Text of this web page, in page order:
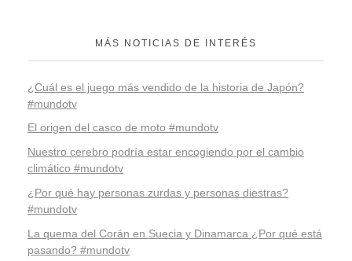
MÁS NOTICIAS DE INTERÉS
¿Cuál es el juego más vendido de la historia de Japón?
#mundotv
El origen del casco de moto #mundotv
Nuestro cerebro podría estar encogiendo por el cambio
climático #mundotv
¿Por qué hay personas zurdas y personas diestras?
#mundotv
La quema del Corán en Suecia y Dinamarca ¿Por qué está
pasando? #mundotv